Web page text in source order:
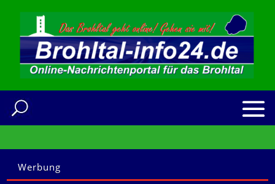
Werbung